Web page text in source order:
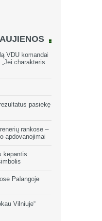
VDU komandai
charakteris
pasiekę
rankose –
apdovanojimai
kepantis
Palangoje
Vilniuje“